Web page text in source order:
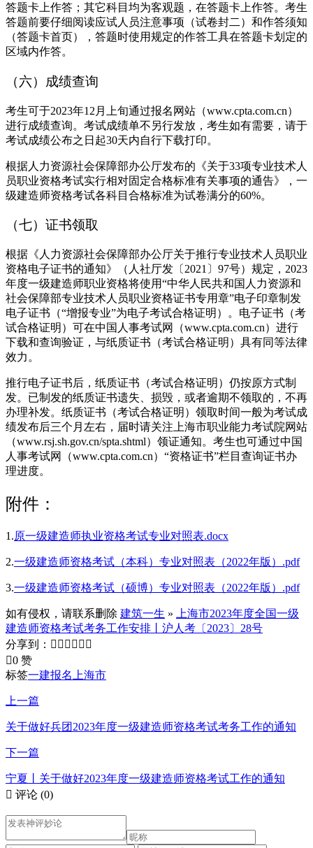
答题卡上作答；其它科目均为客观题，在答题卡上作答。考生
答题前要仔细阅读应试人员注意事项（试卷封二）和作答须知
（答题卡首页），答题时使用规定的作答工具在答题卡划定的
区域内作答。
（六）成绩查询
考生可于2023年12月上旬通过报名网站（www.cpta.com.cn）
进行成绩查询。考试成绩单不另行发放，考生如有需要，请于
考试成绩公布之日起30天内自行下载打印。
根据人力资源社会保障部办公厅发布的《关于33项专业技术人
员职业资格考试实行相对固定合格标准有关事项的通告》，一
级建造师资格考试各科目合格标准为试卷满分的60%。
（七）证书领取
根据《人力资源社会保障部办公厅关于推行专业技术人员职业
资格电子证书的通知》（人社厅发〔2021〕97号）规定，2023
年度一级建造师职业资格将使用“中华人民共和国人力资源和
社会保障部专业技术人员职业资格证书专用章”电子印章制发
电子证书（“增报专业”为电子考试合格证明）。电子证书（考
试合格证明）可在中国人事考试网（www.cpta.com.cn）进行
下载和查询验证，与纸质证书（考试合格证明）具有同等法律
效力。
推行电子证书后，纸质证书（考试合格证明）仍按原方式制
发。已制发的纸质证书遗失、损毁，或者逾期不领取的，不再
办理补发。纸质证书（考试合格证明）领取时间一般为考试成
绩发布后三个月左右，届时请关注上海市职业能力考试院网站
（www.rsj.sh.gov.cn/spta.shtml）领证通知。考生也可通过中国
人事考试网（www.cpta.com.cn）“资格证书”栏目查询证书办
理进度。
附件：
1.原一级建造师执业资格考试专业对照表.docx
2.一级建造师资格考试（本科）专业对照表（2022年版）.pdf
3.一级建造师资格考试（硕博）专业对照表（2022年版）.pdf
如有侵权，请联系删除 建筑一生 »
上海市2023年度全国一级
建造师资格考试考务工作安排丨沪人考〔2023〕28号
分享到：      
0 赞
标签一建报名 上海市
上一篇
关于做好兵团2023年度一级建造师资格考试考务工作的通知
下一篇
宁夏丨关于做好2023年度一级建造师资格考试工作的通知
 评论 (0)